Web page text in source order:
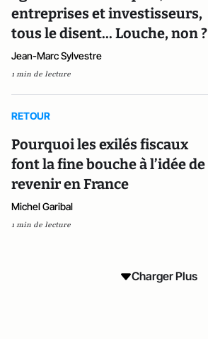
entreprises et investisseurs,
tous le disent... Louche, non ?
Jean-Marc Sylvestre
1 min de lecture
RETOUR
Pourquoi les exilés fiscaux
font la fine bouche à l’idée de
revenir en France
Michel Garibal
1 min de lecture
Charger Plus